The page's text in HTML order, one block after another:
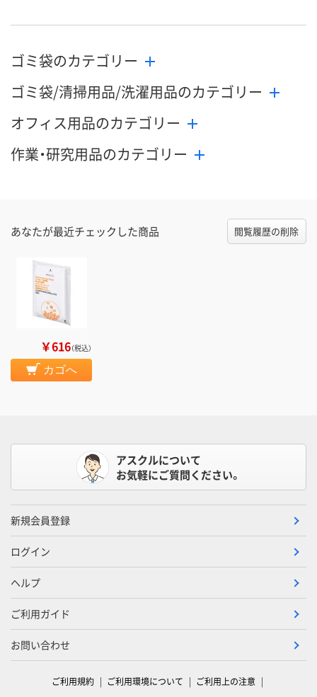
ゴミ袋のカテゴリー
ゴミ袋/清掃用品/洗濯用品のカテゴリー
オフィス用品のカテゴリー
作業・研究用品のカテゴリー
あなたが最近チェックした商品 閲覧履歴の削除
￥616（税込）
カゴへ
アスクルについて
お気軽にご質問ください。
新規会員登録
ログイン
ヘルプ
ご利用ガイド
お問い合わせ
ご利用規約 ご利用環境について
ご利用上の注意